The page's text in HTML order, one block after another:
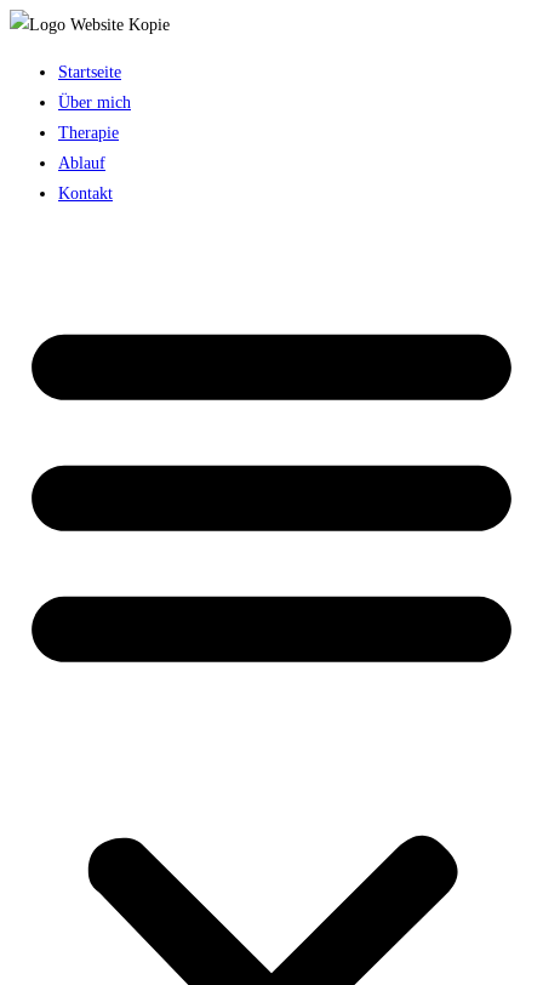
Startseite
Über mich
Therapie
Ablauf
Kontakt